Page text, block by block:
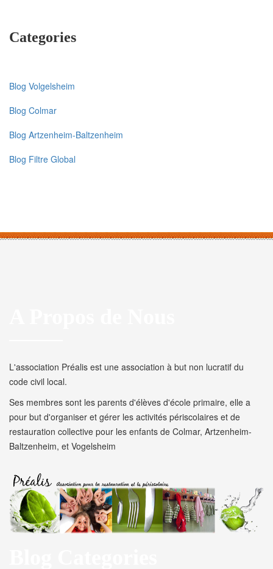
Categories
Blog Volgelsheim
Blog Colmar
Blog Artzenheim-Baltzenheim
Blog Filtre Global
L'association Préalis est une association à but non lucratif du
code civil local.
Ses membres sont les parents d'élèves d'école primaire, elle a
pour but d'organiser et gérer les activités périscolaires et de
restauration collective pour les enfants de Colmar, Artzenheim-
Baltzenheim, et Vogelsheim